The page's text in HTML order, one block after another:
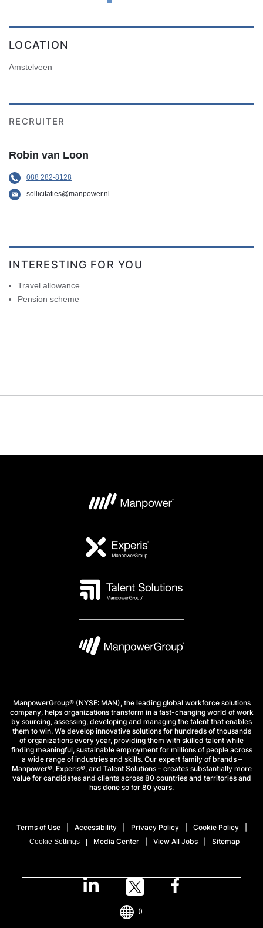
LOCATION
Amstelveen
RECRUITER
Robin van Loon
088 282-8128
sollicitaties@manpower.nl
INTERESTING FOR YOU
Travel allowance
Pension scheme
ManpowerGroup® (NYSE: MAN), the leading global workforce solutions
company, helps organizations transform in a fast-changing world of work
by sourcing, assessing, developing and managing the talent that enables
them to win. We develop innovative solutions for hundreds of thousands
of organizations every year, providing them with skilled talent while
finding meaningful, sustainable employment for millions of people across
a wide range of industries and skills. Our expert family of brands –
Manpower®, Experis®, and Talent Solutions – creates substantially more
value for candidates and clients across 80 countries and territories and
has done so for 80 years.
Terms of Use Accessibility Privacy Policy Cookie Policy
Cookie Settings Media Center View All Jobs Sitemap
()